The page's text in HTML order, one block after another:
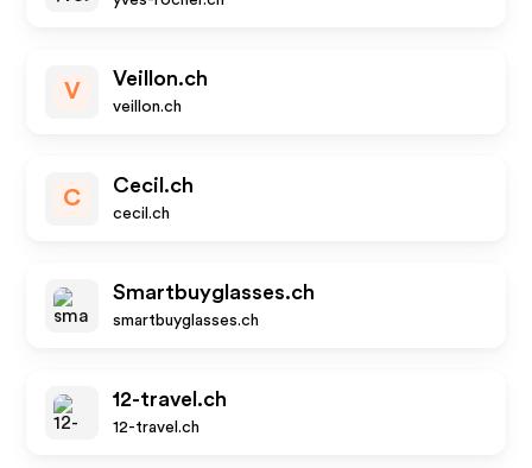
V
Veillon.ch
veillon.ch
C
Cecil.ch
cecil.ch
Smartbuyglasses.ch
smartbuyglasses.ch
12-travel.ch
12-travel.ch